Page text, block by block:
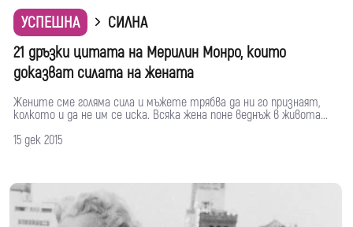
УСПЕШНА
СИЛНА
21 дръзки цитата на Мерилин Монро, които
доказват силата на жената
Жените сме голяма сила и мъжете трябва да ни го признаят,
колкото и да не им се иска. Всяка жена поне веднъж в живота...
15 дек 2015